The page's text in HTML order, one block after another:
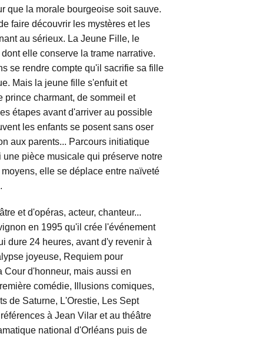
que la morale bourgeoise soit sauve.
faire découvrir les mystères et les
au sérieux. La Jeune Fille, le
elle conserve la trame narrative.
se rendre compte qu'il sacrifie sa fille
Mais la jeune fille s'enfuit et
prince charmant, de sommeil et
étapes avant d'arriver au possible
les enfants se posent sans oser
aux parents... Parcours initiatique
pièce musicale qui préserve notre
elle se déplace entre naïveté
et d'opéras, acteur, chanteur...
en 1995 qu'il crée l'événement
dure 24 heures, avant d'y revenir à
joyeuse, Requiem pour
d'honneur, mais aussi en
comédie, Illusions comiques,
de Saturne, L'Orestie, Les Sept
à Jean Vilar et au théâtre
national d'Orléans puis de